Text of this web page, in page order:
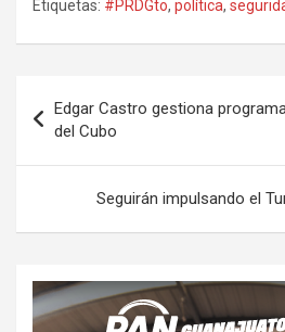
Etiquetas: #PRDGto, política,
de
entradas
Edgar Castro gestiona
del Cubo
Seguirán impulsando el